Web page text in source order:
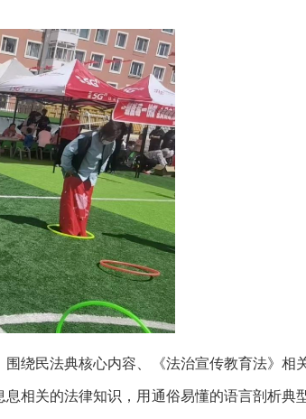
民法典核心内容、《法治宣传教育法》相
相关的法律知识，用通俗易懂的语言剖析典